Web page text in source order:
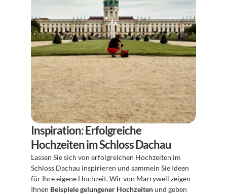
Inspiration: Erfolgreiche
Hochzeiten im Schloss Dachau
Lassen Sie sich von erfolgreichen Hochzeiten im
Schloss Dachau inspirieren und sammeln Sie Ideen
für Ihre eigene Hochzeit. Wir von Marrywell zeigen
Ihnen Beispiele gelungener Hochzeiten und geben